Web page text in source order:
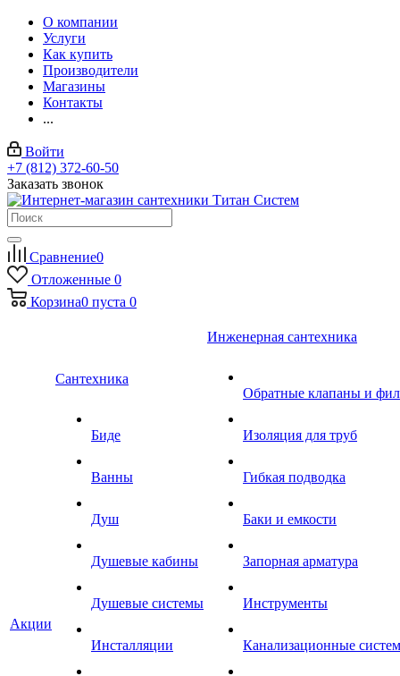
О компании
Услуги
Как купить
Производители
Магазины
Контакты
...
Войти
+7 (812) 372-60-50
Заказать звонок
Сравнение0
Отложенные 0
Корзина0 пуста 0
Акции
Сантехника
Биде
Ванны
Душ
Душевые кабины
Душевые системы
Инсталляции
Инженерная сантехника
Обратные клапаны и
Изоляция для труб
Гибкая подводка
Баки и емкости
Запорная арматура
Инструменты
Канализационные